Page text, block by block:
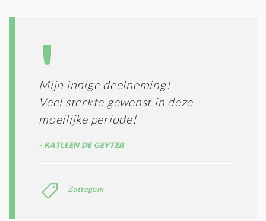
Mijn innige deelneming!
Veel sterkte gewenst in deze
moeilijke periode!
KATLEEN DE GEYTER
Zottegem